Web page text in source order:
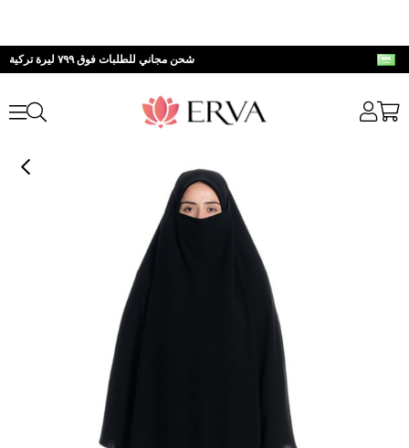
شحن مجاني للطلبات فوق ٧٩٩ ليرة تركية